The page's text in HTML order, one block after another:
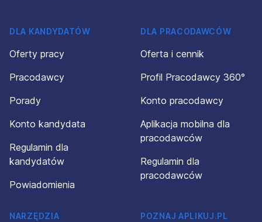
DLA KANDYDATÓW
Oferty pracy
Pracodawcy
Porady
Konto kandydata
Regulamin dla
kandydatów
Powiadomienia
DLA PRACODAWCÓW
Oferta i cennik
Profil Pracodawcy 360°
Konto pracodawcy
Aplikacja mobilna dla
pracodawców
Regulamin dla
pracodawców
NARZĘDZIA
POZNAJ APLIKUJ.PL